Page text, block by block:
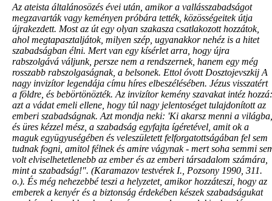
Az ateista általánosözés évei után, amikor a vallásszabadságot
megzavarták vagy keményen próbára tették, közösségeitek útja
újrakezdett. Most az út egy olyan szakasza csatlakozott hozzátok,
ahol megtapasztaljátok, milyen szép, ugyanakkor nehéz is a hitet
szabadságban élni. Mert van egy kísérlet arra, hogy újra
rabszolgává váljunk, persze nem a rendszernek, hanem egy még
rosszabb rabszolgaságnak, a belsonek. Ettol óvott Dosztojevszkij A
nagy invizítor legendája címu híres elbeszélésében. Jézus visszatért
a földre, és bebörtönözték. Az invizítor kemény szavakat intéz hozzá:
azt a vádat emeli ellene, hogy túl nagy jelentoséget tulajdonított az
emberi szabadságnak. Azt mondja neki: 'Ki akarsz menni a világba,
és üres kézzel mész, a szabadság egyfajta ígéretével, amit ok a
maguk együgyuségében és veleszületett felforgatottságában fel sem
tudnak fogni, amitol félnek és amire vágynak - mert soha semmi
volt elviselhetetlenebb az ember és az emberi társadalom számára,
mint a szabadság!". (Karamazov testvérek I., Pozsony 1990, 311.
o.). És még nehezebbé teszi a helyzetet, amikor hozzáteszi, hogy az
emberek a kenyér és a biztonság érdekében készek szabadságukat